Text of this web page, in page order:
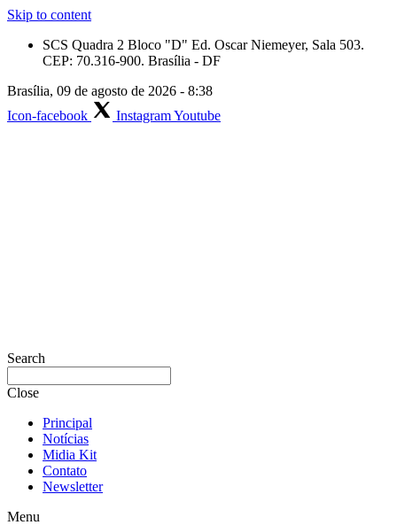
Skip to content
SCS Quadra 2 Bloco "D" Ed. Oscar Niemeyer, Sala 503.
CEP: 70.316-900. Brasília - DF
Brasília, 09 de agosto de 2026 - 8:38
Icon-facebook
InstagramYoutube
Search
Close
Principal
Notícias
Midia Kit
Contato
Newsletter
Menu